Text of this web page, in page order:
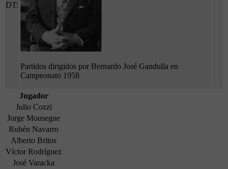
DT:
Partidos dirigidos por Bernardo José Gandulla en
Campeonato 1958
Jugador
Julio Cozzi
Jorge Mousegne
Rubén Navarro
Alberto Britos
Víctor Rodríguez
José Varacka